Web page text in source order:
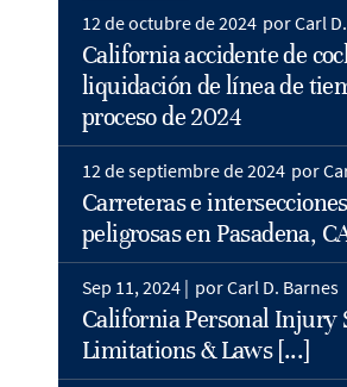
12 de octubre de 2024 por Carl
California accidente de
liquidación de línea de
proceso de 2024
12 de septiembre de 2024 por
Carreteras e
peligrosas en Pasadena,
Sep 11, 2024 | por Carl D. Barnes
California Personal Injury
Limitations & Laws [...]